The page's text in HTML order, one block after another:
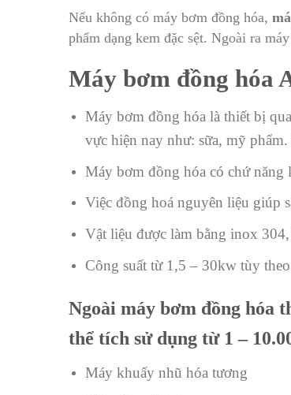
Nếu không có máy bơm đồng hóa,
phẩm dạng kem đặc sệt. Ngoài ra
Máy bơm đồng hóa
Máy bơm đồng hóa là thiết bị
vực hiện nay như: sữa, mỹ
Máy bơm đồng hóa có chứ năng
Việc đồng hoá nguyên liệu giúp
Vật liệu được làm bằng inox
Công suất từ 1,5 – 30kw tùy
Ngoài máy bơm đồng hóa
thể tích sử dụng từ 1 –
Máy khuấy nhũ hóa tương